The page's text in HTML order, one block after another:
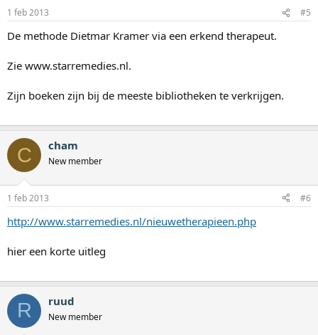
1 feb 2013 #5
De methode Dietmar Kramer via een erkend therapeut.
Zie www.starremedies.nl.
Zijn boeken zijn bij de meeste bibliotheken te verkrijgen.
C cham
New member
1 feb 2013 #6
http://www.starremedies.nl/nieuwetherapieen.php
hier een korte uitleg
R ruud
New member